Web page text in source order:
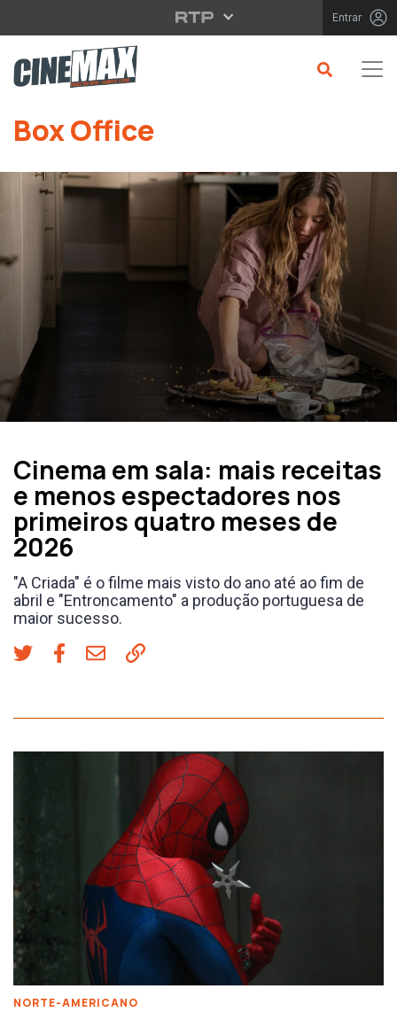
Saltar para o conteúdo principal Entrar
Box Office
Cinema em sala: mais receitas
e menos espectadores nos
primeiros quatro meses de
2026
"A Criada" é o filme mais visto do ano até ao fim de
abril e "Entroncamento" a produção portuguesa de
maior sucesso.
NORTE-AMERICANO